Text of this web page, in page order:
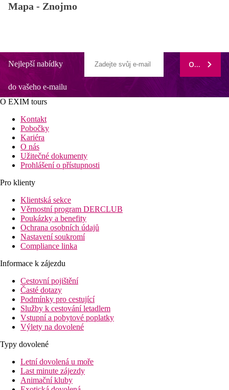
Mapa - Znojmo
Nejlepší nabídky
do vašeho e-mailu
ODEBÍRAT
O EXIM tours
Kontakt
Pobočky
Kariéra
O nás
Užitečné dokumenty
Prohlášení o přístupnosti
Pro klienty
Klientská sekce
Věrnostní program DERCLUB
Poukázky a benefity
Ochrana osobních údajů
Nastavení soukromí
Compliance linka
Informace k zájezdu
Cestovní pojištění
Časté dotazy
Podmínky pro cestující
Služby k cestování letadlem
Vstupní a pobytové poplatky
Výlety na dovolené
Typy dovolené
Letní dovolená u moře
Last minute zájezdy
Animační kluby